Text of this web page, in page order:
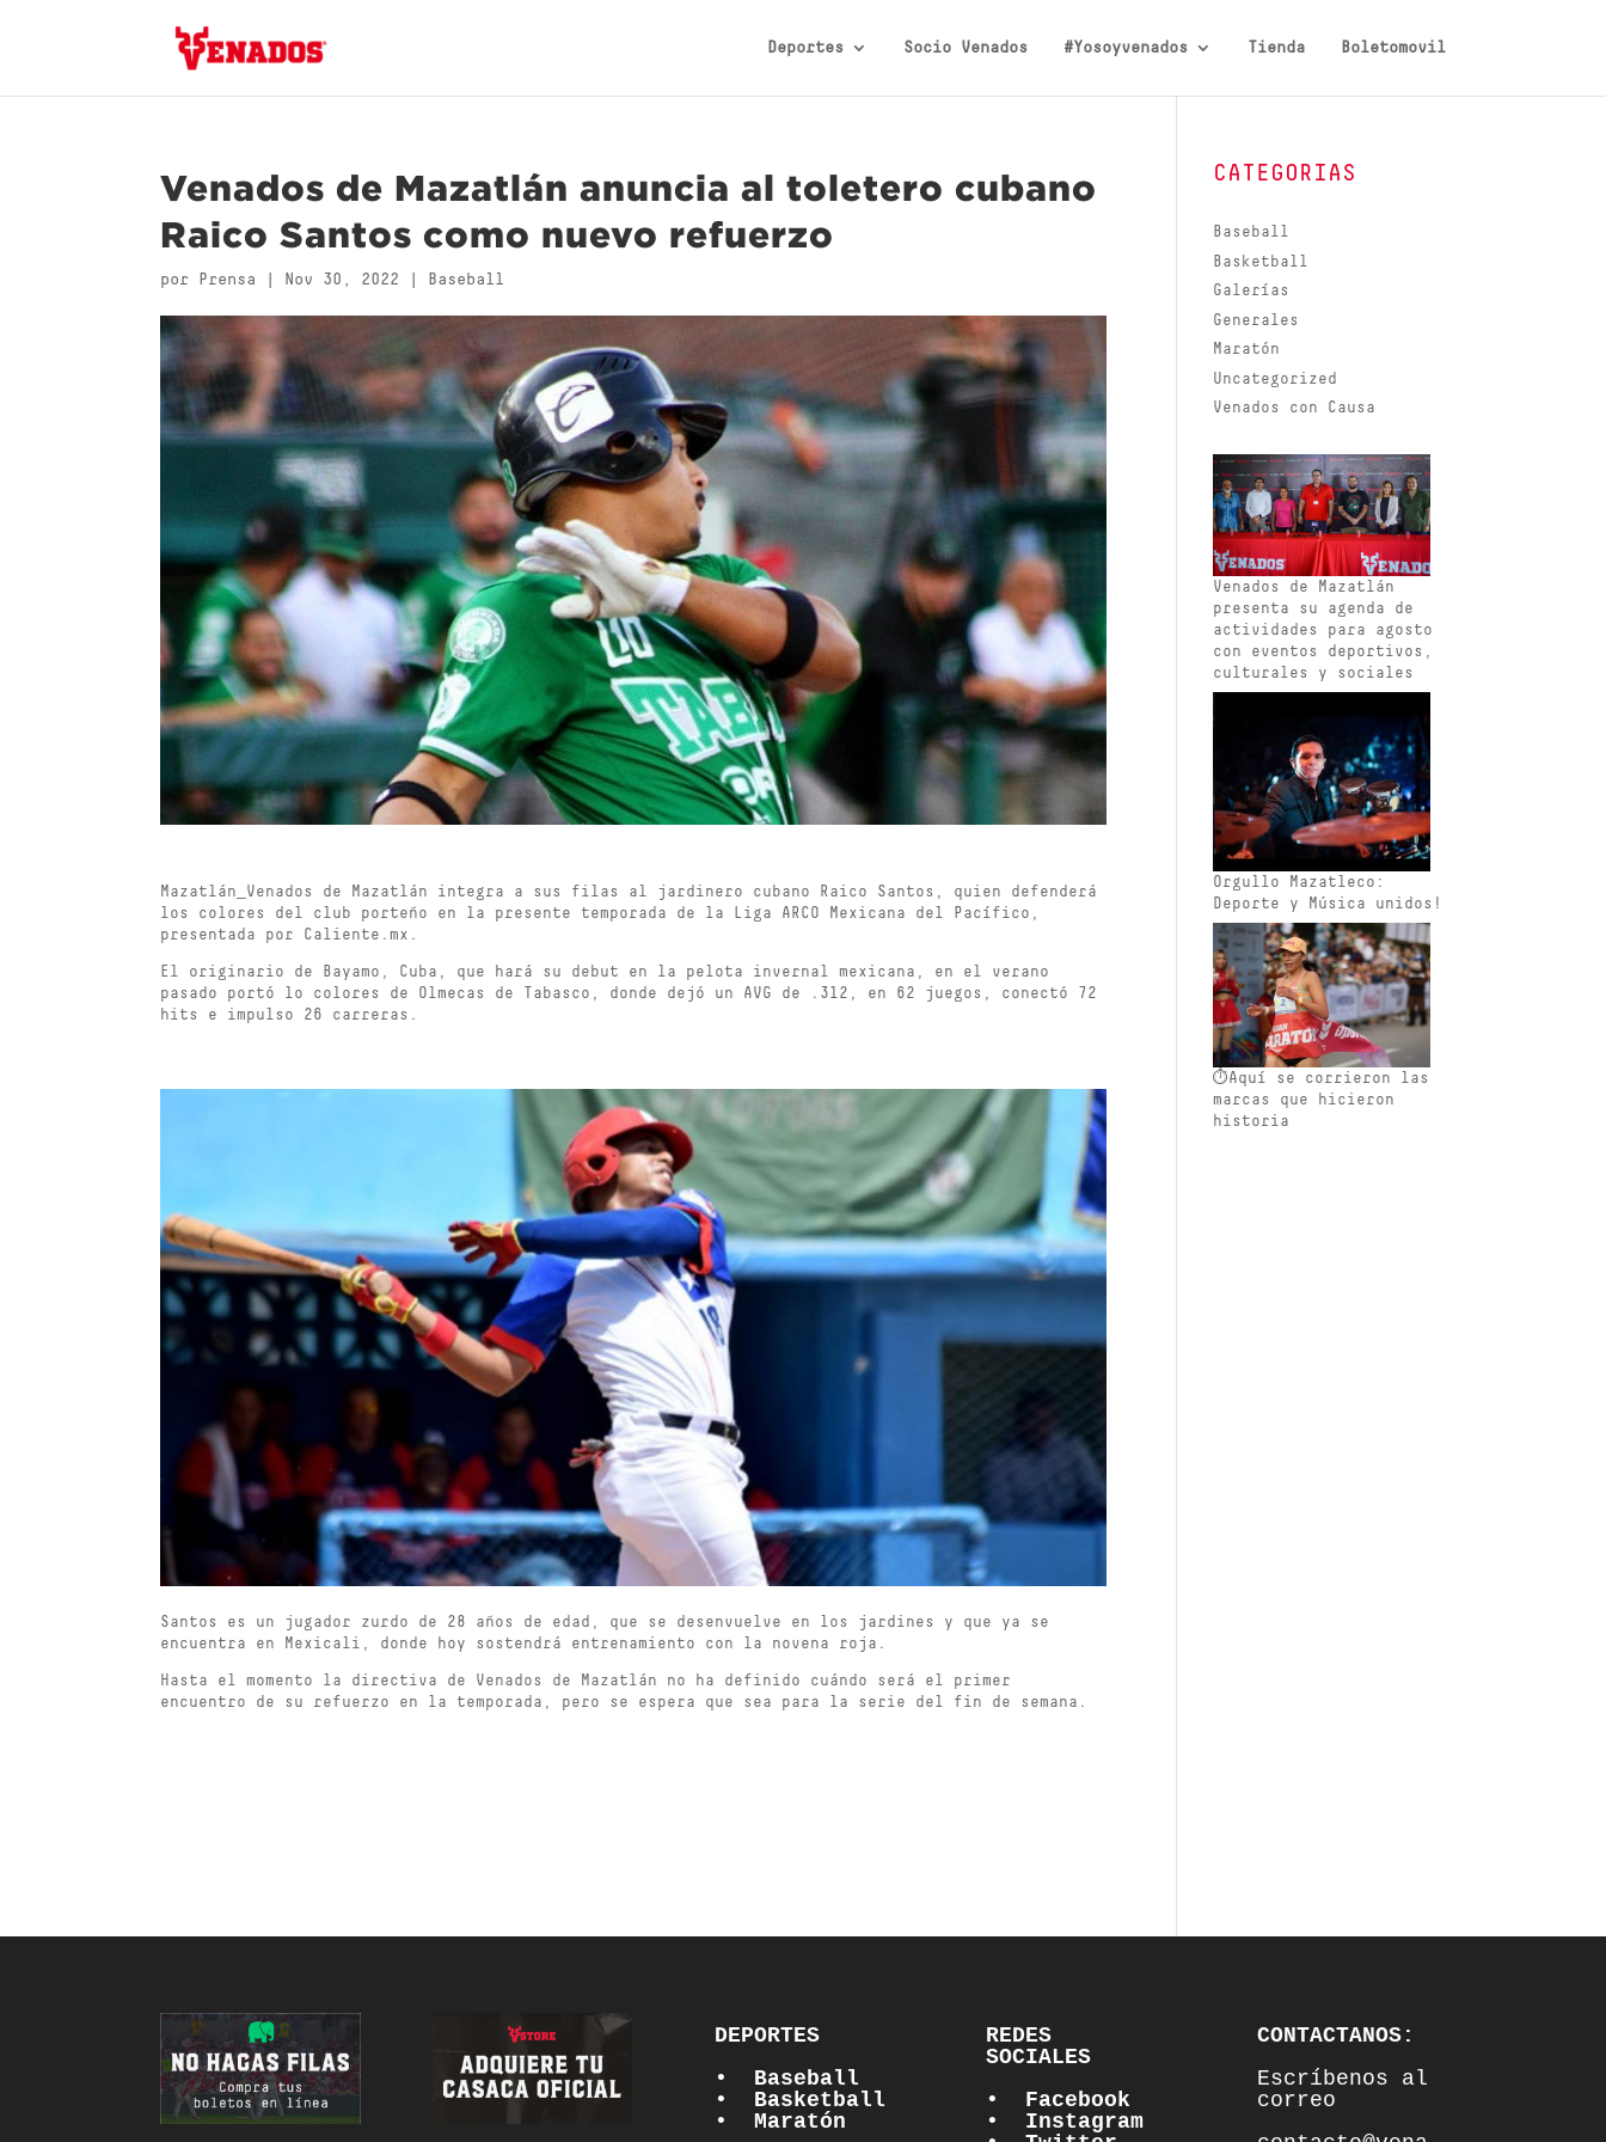
Deportes Socio Venados #Yosoyvenados Tienda Boletomovil
Venados de Mazatlán anuncia al toletero cubano
Raico Santos como nuevo refuerzo
por Prensa Nov 30, 2022 Baseball
Mazatlán_Venados de Mazatlán integra a sus filas al jardinero cubano Raico Santos, quien defenderá
los colores del club porteño en la presente temporada de la Liga ARCO Mexicana del Pacífico,
presentada por Caliente.mx.
El originario de Bayamo, Cuba, que hará su debut en la pelota invernal mexicana, en el verano
pasado portó lo colores de Olmecas de Tabasco, donde dejó un AVG de .312, en 62 juegos, conectó 72
hits e impulso 26 carreras.
Santos es un jugador zurdo de 28 años de edad, que se desenvuelve en los jardines y que ya se
encuentra en Mexicali, donde hoy sostendrá entrenamiento con la novena roja.
Hasta el momento la directiva de Venados de Mazatlán no ha definido cuándo será el primer
encuentro de su refuerzo en la temporada, pero se espera que sea para la serie del fin de semana.
CATEGORIAS
Baseball
Basketball
Galerías
Generales
Maratón
Uncategorized
Venados con Causa
Venados de Mazatlán
presenta su agenda de
actividades para agosto
con eventos deportivos,
culturales y sociales
Orgullo Mazatleco:
Deporte y Música unidos!
⏱️Aquí se corrieron las
marcas que hicieron
historia
DEPORTES
•  Baseball
•  Basketball
•  Maratón
REDES
SOCIALES
•  Facebook
•  Instagram
CONTACTANOS:
Escríbenos al
correo